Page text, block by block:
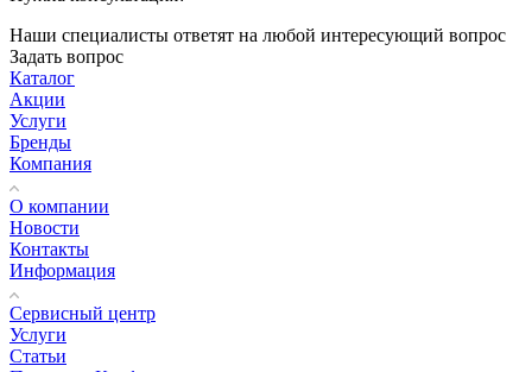
Наши специалисты ответят на любой интересующий вопрос
Задать вопрос
Каталог
Акции
Услуги
Бренды
Компания
О компании
Новости
Контакты
Информация
Сервисный центр
Услуги
Статьи